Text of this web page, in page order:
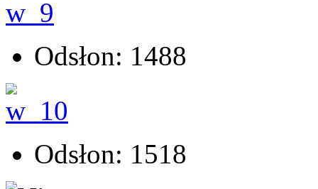
Odsłon: 1488
Odsłon: 1518